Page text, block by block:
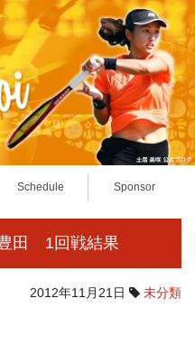
Schedule Sponsor
豊田 1回戦結果
2012年11月21日
未分類